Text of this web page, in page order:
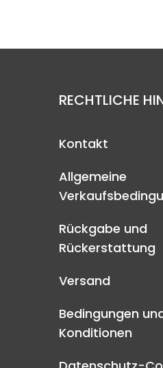
RECHTLICHE
Kontakt
Allgemeine
Rückgabe und
Rückerstattung
Versand
Bedingungen
Konditionen